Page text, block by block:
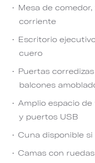
Mesa de
corriente
Escritorio
cuero
Puertas
balcones
Amplio espacio
y puertos USB
Cuna disponible si
Camas con